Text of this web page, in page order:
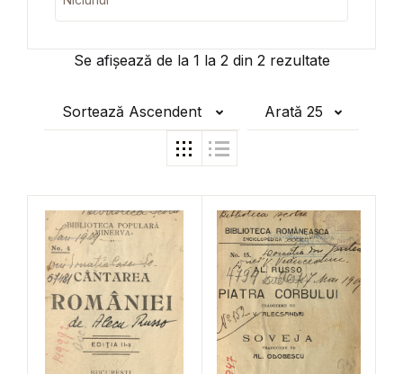
Se afișează de la 1 la 2din 2rezultate
Sortează Ascendent Arată 25